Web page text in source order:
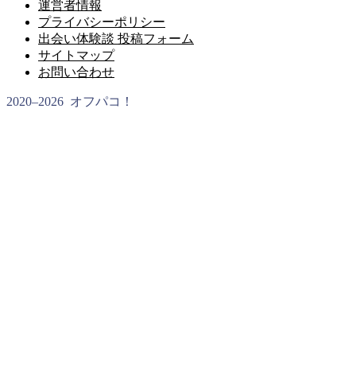
運営者情報
プライバシーポリシー
出会い体験談 投稿フォーム
サイトマップ
お問い合わせ
2020–2026 オフパコ！